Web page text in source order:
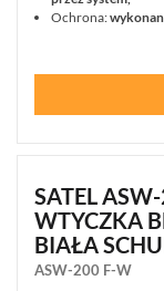
KONFIGURATOR
Informacje
OPINIE
SZKOLENIA
OPROGRAMOWANIE
DOSTAWA
ZWROT
SERWIS
REGULAMIN
POLITYKA
PRYWATNOŚCI
KODY
Ochrona:
SATEL
WTYCZKA
BIAŁA
ASW-200 F-W